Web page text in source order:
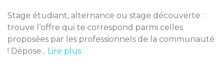
Stage étudiant, alternance ou stage découverte :
trouve l’offre qui te correspond parmi celles
proposées par les professionnels de la communauté
! Dépose... Lire plus